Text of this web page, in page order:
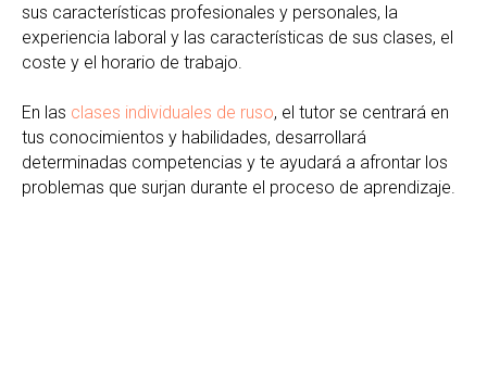
sus características profesionales y personales, la
experiencia laboral y las características de sus clases, el
coste y el horario de trabajo.
En las clases individuales de ruso, el tutor se centrará en
tus conocimientos y habilidades, desarrollará
determinadas competencias y te ayudará a afrontar los
problemas que surjan durante el proceso de aprendizaje.